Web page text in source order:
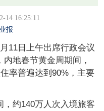
14 16:25:11
报
日上午出席行政会议
地春节黄金周期间，
率普遍达到90%，主要
约140万人次入境旅客